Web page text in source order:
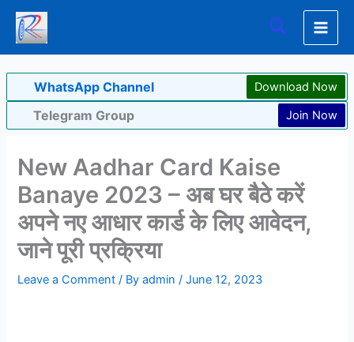
Skip
content
Search
WhatsApp Channel Download Now
Telegram Group Join Now
New Aadhar Card Kaise
Banaye 2023 – अब घर बैठे करें
अपने नए आधार कार्ड के लिए आवेदन,
जाने पूरी प्रक्रिया
Leave a Comment / Byadmin/June 12, 2023